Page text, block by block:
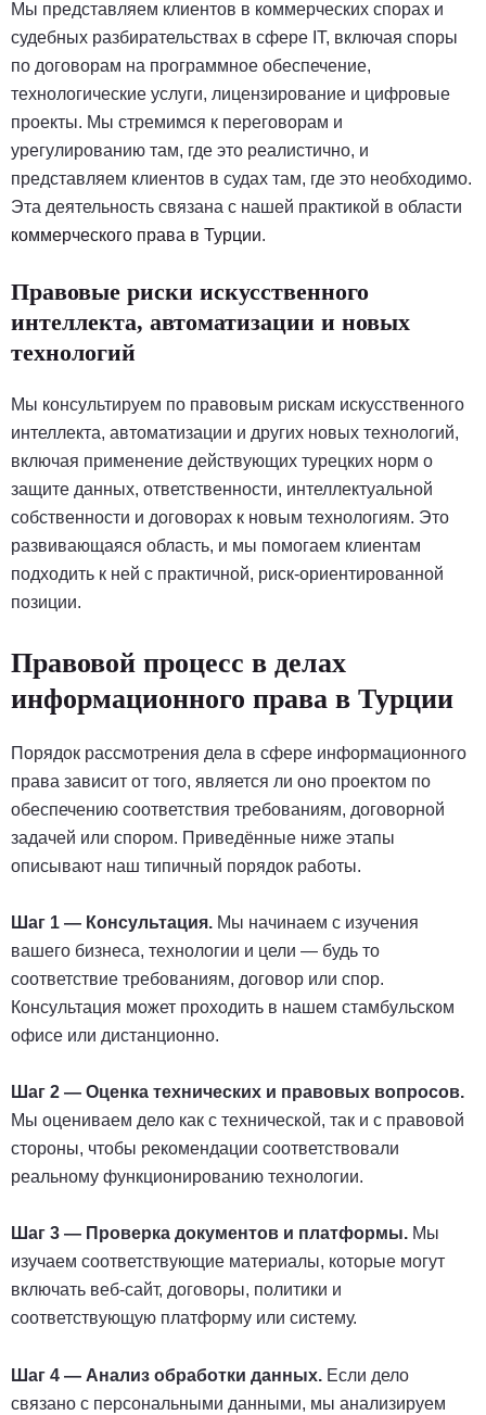
Мы представляем клиентов в коммерческих спорах и
судебных разбирательствах в сфере IT, включая споры
по договорам на программное обеспечение,
технологические услуги, лицензирование и цифровые
проекты. Мы стремимся к переговорам и
урегулированию там, где это реалистично, и
представляем клиентов в судах там, где это необходимо.
Эта деятельность связана с нашей практикой в области
коммерческого права в Турции.
Правовые риски искусственного
интеллекта, автоматизации и новых
технологий
Мы консультируем по правовым рискам искусственного
интеллекта, автоматизации и других новых технологий,
включая применение действующих турецких норм о
защите данных, ответственности, интеллектуальной
собственности и договорах к новым технологиям. Это
развивающаяся область, и мы помогаем клиентам
подходить к ней с практичной, риск-ориентированной
позиции.
Правовой процесс в делах
информационного права в Турции
Порядок рассмотрения дела в сфере информационного
права зависит от того, является ли оно проектом по
обеспечению соответствия требованиям, договорной
задачей или спором. Приведённые ниже этапы
описывают наш типичный порядок работы.
Шаг 1 — Консультация. Мы начинаем с изучения
вашего бизнеса, технологии и цели — будь то
соответствие требованиям, договор или спор.
Консультация может проходить в нашем стамбульском
офисе или дистанционно.
Шаг 2 — Оценка технических и правовых вопросов.
Мы оцениваем дело как с технической, так и с правовой
стороны, чтобы рекомендации соответствовали
реальному функционированию технологии.
Шаг 3 — Проверка документов и платформы. Мы
изучаем соответствующие материалы, которые могут
включать веб-сайт, договоры, политики и
соответствующую платформу или систему.
Шаг 4 — Анализ обработки данных. Если дело
связано с персональными данными, мы анализируем